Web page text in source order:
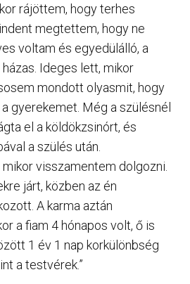
rájöttem, hogy terhes
megtettem, hogy ne
voltam és egyedülálló, a
Ideges lett, mikor
mondott olyasmit, hogy
gyerekemet. Még a szülésnél
el a köldökzsinórt, és
a szülés után.
visszamentem dolgozni.
járt, közben az én
A karma aztán
a fiam 4 hónapos volt, ő is
1 év 1 nap korkülönbség
a testvérek.”